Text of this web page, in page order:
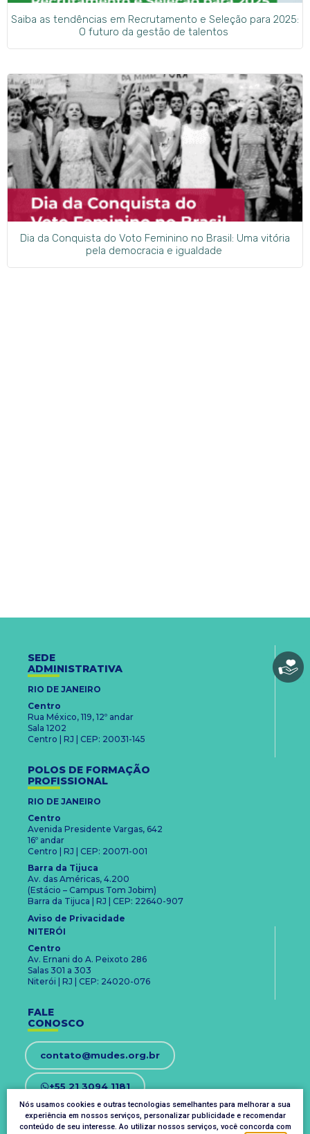
Saiba as tendências em Recrutamento e Seleção para 2025:
O futuro da gestão de talentos
Dia da Conquista do Voto Feminino no Brasil: Uma vitória
pela democracia e igualdade
SEDE
ADMINISTRATIVA
RIO DE JANEIRO
Centro
Rua México, 119, 12º andar
Sala 1202
Centro | RJ | CEP: 20031-145
POLOS DE FORMAÇÃO
PROFISSIONAL
RIO DE JANEIRO
Centro
Avenida Presidente Vargas, 642
16º andar
Centro | RJ | CEP: 20071-001
Barra da Tijuca
Av. das Américas, 4.200
(Estácio – Campus Tom Jobim)
Barra da Tijuca | RJ | CEP: 22640-907
Aviso de Privacidade
NITERÓI
Centro
Av. Ernani do A. Peixoto 286
Salas 301 a 303
Niterói | RJ | CEP: 24020-076
FALE
CONOSCO
contato@mudes.org.br
+55 21 3094 1181
OUVIDORIA
Nós usamos cookies e outras tecnologias semelhantes para melhorar a sua
experiência em nossos serviços, personalizar publicidade e recomendar
conteúdo de seu interesse. Ao utilizar nossos serviços, você concorda com